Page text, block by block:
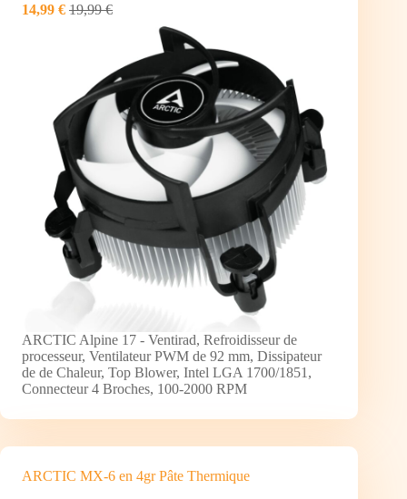
14,99 € 19,99 €
ARCTIC Alpine 17 - Ventirad, Refroidisseur de
processeur, Ventilateur PWM de 92 mm, Dissipateur
de de Chaleur, Top Blower, Intel LGA 1700/1851,
Connecteur 4 Broches, 100-2000 RPM
ARCTIC MX-6 en 4gr Pâte Thermique